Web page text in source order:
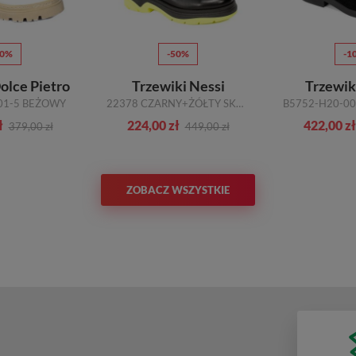
Pietro
5 BEŻOWY
379,00 zł
-50%
Trzewiki Nessi
22378 CZARNY+ŻÓŁTY SKÓRA
224,00 zł 449,00 zł
-
422,00 zł
ZOBACZ WSZYSTKIE